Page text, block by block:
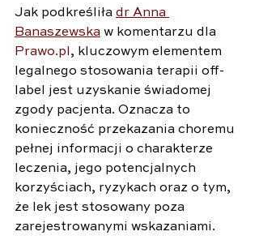
Jak podkreśliła dr Anna
Banaszewska w komentarzu dla
Prawo.pl , kluczowym elementem
legalnego stosowania terapii off-
label jest uzyskanie świadomej
zgody pacjenta. Oznacza to
konieczność przekazania choremu
pełnej informacji o charakterze
leczenia, jego potencjalnych
korzyściach, ryzykach oraz o tym,
że lek jest stosowany poza
zarejestrowanymi wskazaniami.